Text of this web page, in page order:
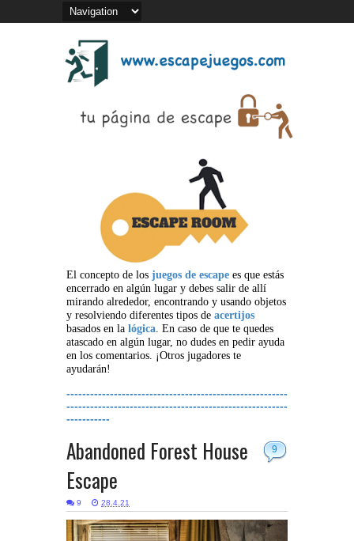
El concepto de los juegos de escape es que estás
encerrado en algún lugar y debes salir de allí
mirando alrededor, encontrando y usando objetos
y resolviendo diferentes tipos de acertijos
basados en la lógica. En caso de que te quedes
atascado en algún lugar, no dudes en pedir ayuda
en los comentarios. ¡Otros jugadores te
ayudarán!
--------------------------------------------------------
--------------------------------------------------------
-----------
9
Abandoned Forest House
Escape
9 28.4.21